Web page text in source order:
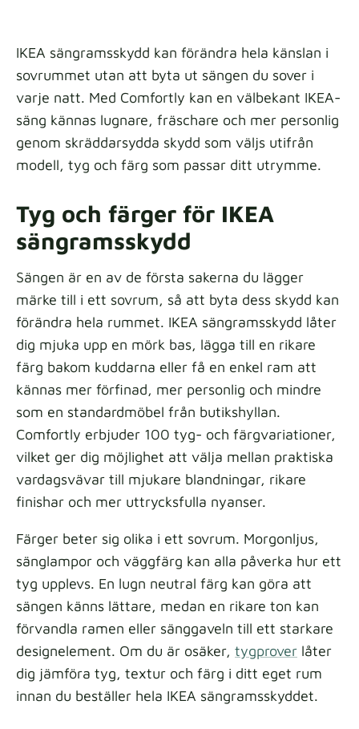
IKEA sängramsskydd kan förändra hela känslan i
sovrummet utan att byta ut sängen du sover i
varje natt. Med Comfortly kan en välbekant IKEA-
säng kännas lugnare, fräschare och mer personlig
genom skräddarsydda skydd som väljs utifrån
modell, tyg och färg som passar ditt utrymme.
Tyg och färger för IKEA
sängramsskydd
Sängen är en av de första sakerna du lägger
märke till i ett sovrum, så att byta dess skydd kan
förändra hela rummet. IKEA sängramsskydd låter
dig mjuka upp en mörk bas, lägga till en rikare
färg bakom kuddarna eller få en enkel ram att
kännas mer förfinad, mer personlig och mindre
som en standardmöbel från butikshyllan.
Comfortly erbjuder 100 tyg- och färgvariationer,
vilket ger dig möjlighet att välja mellan praktiska
vardagsvävar till mjukare blandningar, rikare
finishar och mer uttrycksfulla nyanser.
Färger beter sig olika i ett sovrum. Morgonljus,
sänglampor och väggfärg kan alla påverka hur ett
tyg upplevs. En lugn neutral färg kan göra att
sängen känns lättare, medan en rikare ton kan
förvandla ramen eller sänggaveln till ett starkare
designelement. Om du är osäker, tygprover låter
dig jämföra tyg, textur och färg i ditt eget rum
innan du beställer hela IKEA sängramsskyddet.